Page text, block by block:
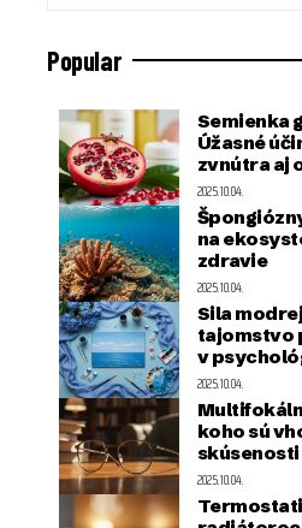
Popular
Semienka
Úžasné
zvnútra aj
2025.10.04.
na
zdravie
2025.10.04.
Sila
tajomstvo
v
2025.10.04.
koho sú
2025.10.04.